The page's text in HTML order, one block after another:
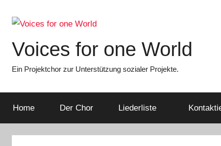
Inhalt
Voices for one World
Ein Projektchor zur Unterstützung sozialer Projekte.
Home Der Chor Liederliste